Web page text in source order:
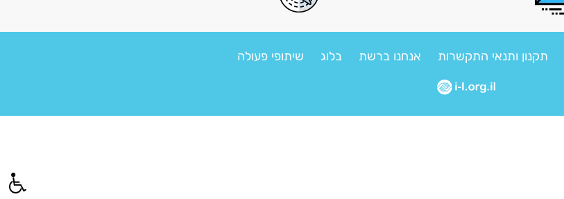
תקנון ותנאי התקשרות אנחנו ברשת בלוג שיתופי פעולה